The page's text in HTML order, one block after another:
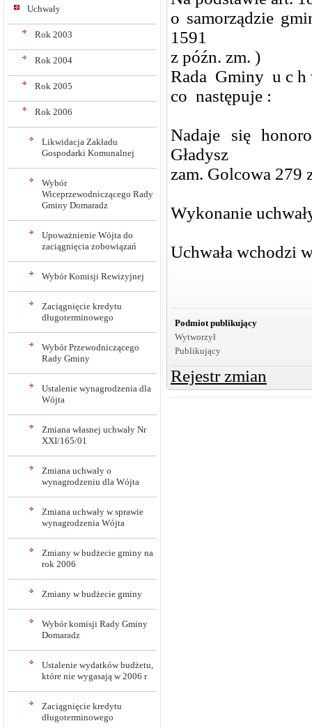
Uchwały
Rok 2003
Rok 2004
Rok 2005
Rok 2006
Likwidacja Zakładu
Gospodarki Komunalnej
Wybór
Wiceprzewodniczącego Rady
Gminy Domaradz
Upoważnienie Wójta do
zaciągnięcia zobowiązań
Wybór Komisji Rewizyjnej
Zaciągnięcie kredytu
długoterminowego
Wybór Przewodniczącego
Rady Gminy
Ustalenie wynagrodzenia dla
Wójta
Zmiana własnej uchwały Nr
XXI/165/01
Zmiana uchwały o
wynagrodzeniu dla Wójta
Zmiana uchwały w sprawie
wynagrodzenia Wójta
Zmiany w budżecie gminy na
rok 2006
Zmiany w budżecie gminy
Wybór komisji Rady Gminy
Domaradz
Ustalenie wydatków budżetu,
które nie wygasają w 2006 r
Zaciągnięcie kredytu
długoterminowego
o samorządzie
1591
z późn. zm. )
Rada Gminy u c h
co następuje :
Nadaje się
Gładysz
zam. Golcowa 279
Wykonanie
Uchwała wchodzi
Podmiot publikujący
Wytworzył
Publikujący
Rejestr zmian